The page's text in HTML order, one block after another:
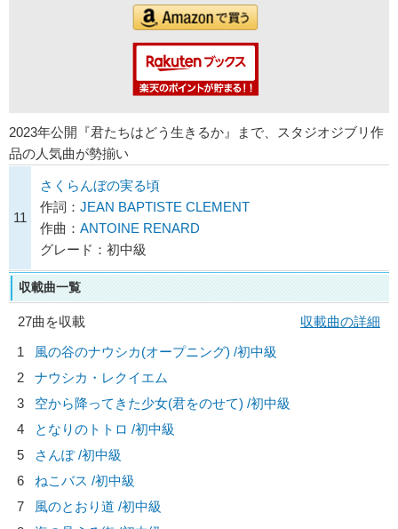
2023年公開『君たちはどう生きるか』まで、スタジオジブリ作
品の人気曲が勢揃い
11
さくらんぼの実る頃
作詞： JEAN BAPTISTE CLEMENT
作曲： ANTOINE RENARD
グレード：初中級
収載曲一覧
27曲を収載
収載曲の詳細
1
風の谷のナウシカ(オープニング) /初中級
2
ナウシカ・レクイエム
3
空から降ってきた少女(君をのせて) /初中級
4
となりのトトロ /初中級
5
さんぽ /初中級
6
ねこバス /初中級
7
風のとおり道 /初中級